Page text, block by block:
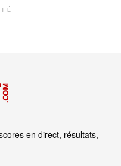
en direct, résultats,